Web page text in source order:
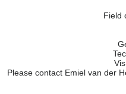
Field
Please contact Emiel van der